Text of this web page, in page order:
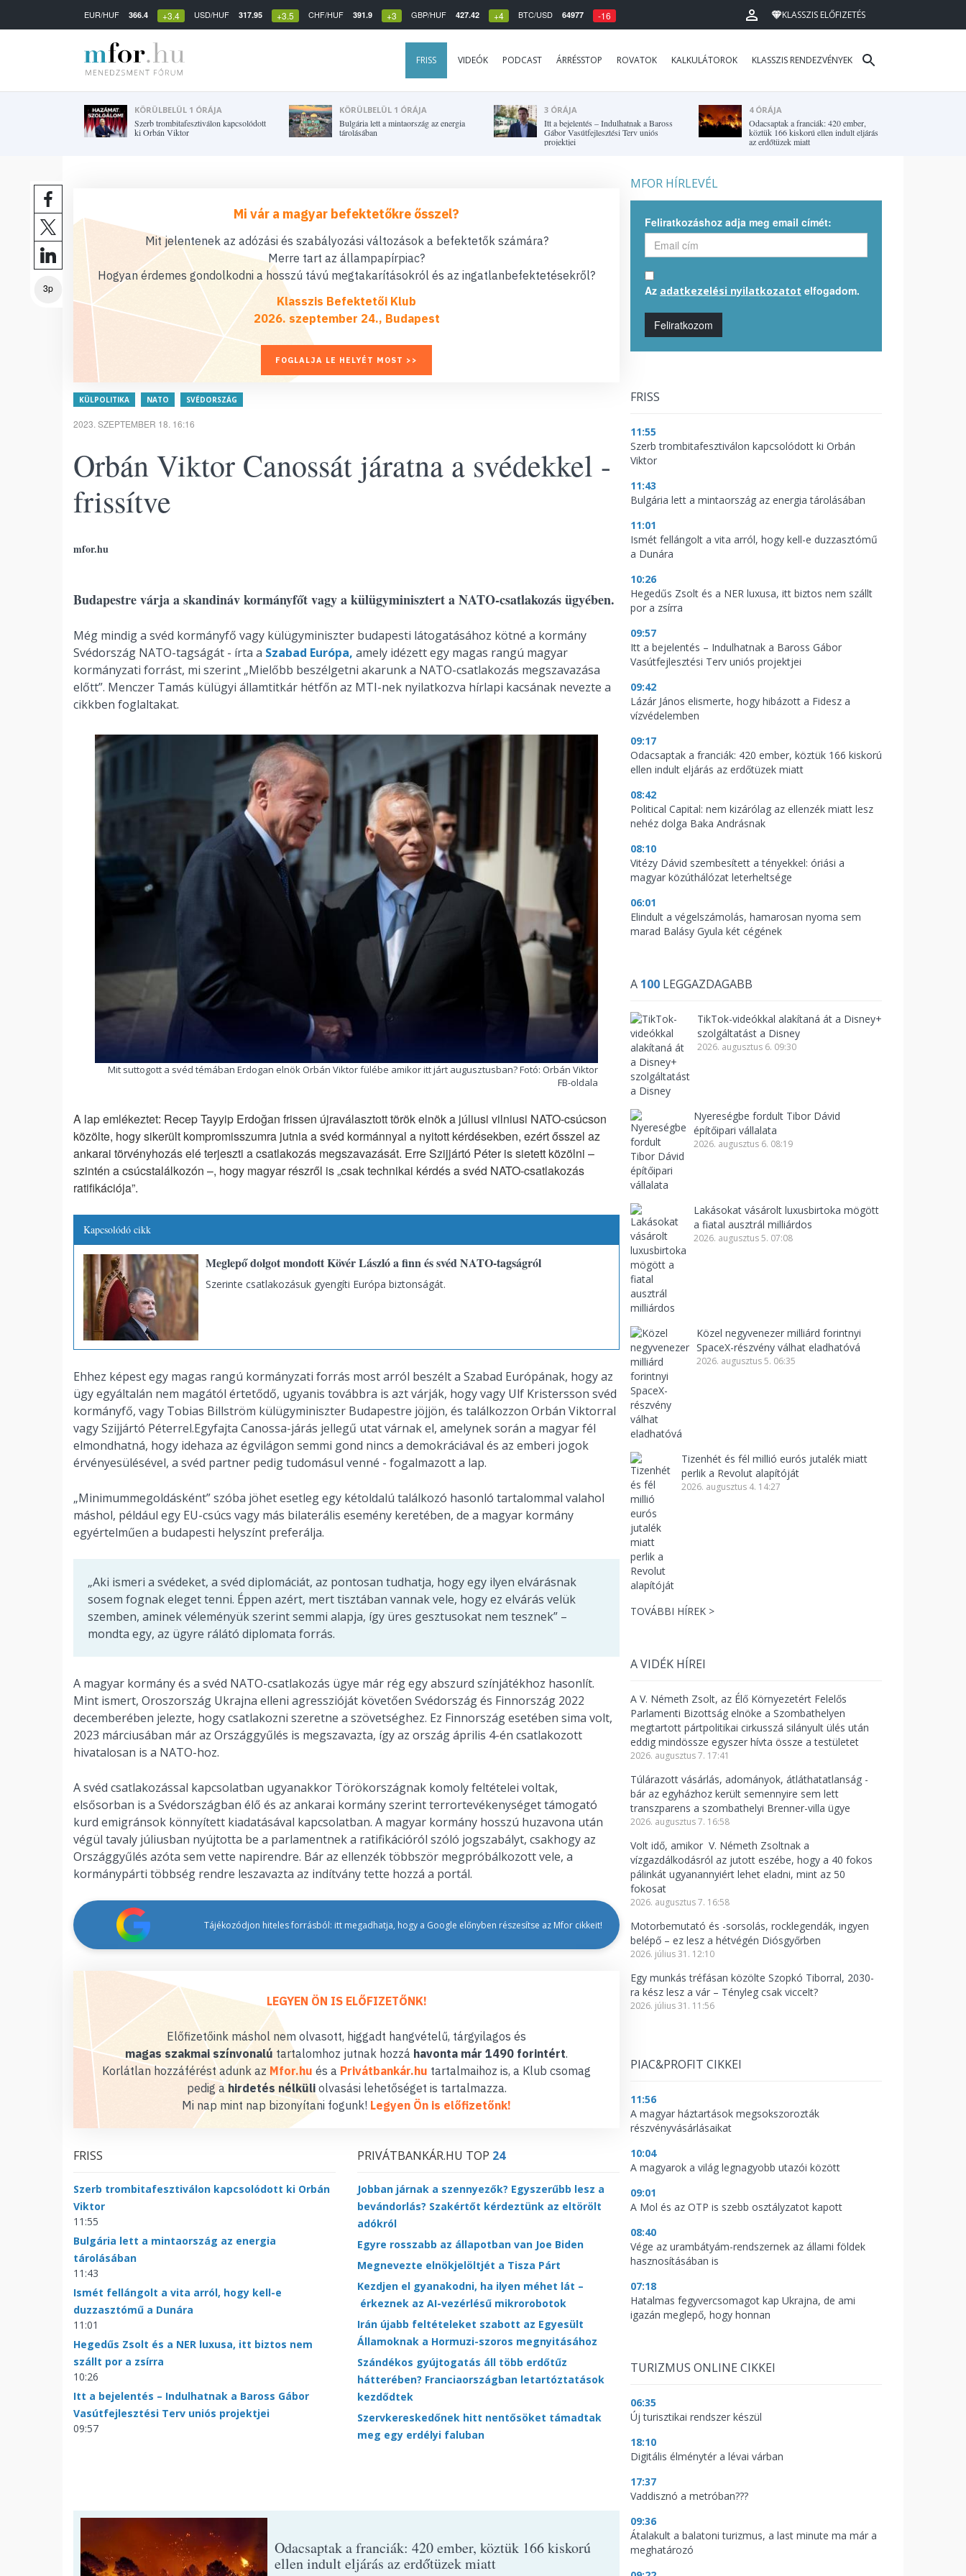
EUR/HUF 366.4 +3.4 USD/HUF 317.95 +3.5 CHF/HUF 391.9 +3 GBP/HUF 427.42 +4 BTC/USD 64977 -16 KLASSZIS ELŐFIZETÉS
FRISS VIDEÓK PODCAST ÁRRÉSSTOP ROVATOK KALKULÁTOROK KLASSZIS RENDEZVÉNYEK
KÖRÜLBELÜL 1 ÓRÁJA
Szerb trombitafesztiválon kapcsolódott
ki Orbán Viktor
KÖRÜLBELÜL 1 ÓRÁJA
Bulgária lett a mintaország az energia
tárolásában
3 ÓRÁJA
Itt a bejelentés – Indulhatnak a Baross
Gábor Vasútfejlesztési Terv uniós
projektjei
4 ÓRÁJA
Odacsaptak a franciák: 420 ember,
köztük 166 kiskorú ellen indult eljárás
az erdőtüzek miatt
3p
Mi vár a magyar befektetőkre ősszel?
Mit jelentenek az adózási és szabályozási változások a befektetők számára?
Merre tart az állampapírpiac?
Hogyan érdemes gondolkodni a hosszú távú megtakarításokról és az ingatlanbefektetésekről?
Klasszis Befektetői Klub
2026. szeptember 24., Budapest
FOGLALJA LE HELYÉT MOST >>
KÜLPOLITIKA NATO SVÉDORSZÁG
2023. SZEPTEMBER 18. 16:16
Orbán Viktor Canossát járatna a svédekkel -
frissítve
mfor.hu
Budapestre várja a skandináv kormányfőt vagy a külügyminisztert a NATO-csatlakozás ügyében.
Még mindig a svéd kormányfő vagy külügyminiszter budapesti látogatásához kötné a kormány
Svédország NATO-tagságát - írta a Szabad Európa, amely idézett egy magas rangú magyar
kormányzati forrást, mi szerint „Mielőbb beszélgetni akarunk a NATO-csatlakozás megszavazása
előtt”. Menczer Tamás külügyi államtitkár hétfőn az MTI-nek nyilatkozva hírlapi kacsának nevezte a
cikkben foglaltakat.
Mit suttogott a svéd témában Erdogan elnök Orbán Viktor fülébe amikor itt járt augusztusban? Fotó: Orbán Viktor
FB-oldala
A lap emlékeztet: Recep Tayyip Erdoğan frissen újraválasztott török elnök a júliusi vilniusi NATO-csúcson
közölte, hogy sikerült kompromisszumra jutnia a svéd kormánnyal a nyitott kérdésekben, ezért ősszel az
ankarai törvényhozás elé terjeszti a csatlakozás megszavazását. Erre Szijjártó Péter is sietett közölni –
szintén a csúcstalálkozón –, hogy magyar részről is „csak technikai kérdés a svéd NATO-csatlakozás
ratifikációja”.
Kapcsolódó cikk
Meglepő dolgot mondott Kövér László a finn és svéd NATO-tagságról
Szerinte csatlakozásuk gyengíti Európa biztonságát.
Ehhez képest egy magas rangú kormányzati forrás most arról beszélt a Szabad Európának, hogy az
ügy egyáltalán nem magától értetődő, ugyanis továbbra is azt várják, hogy vagy Ulf Kristersson svéd
kormányfő, vagy Tobias Billström külügyminiszter Budapestre jöjjön, és találkozzon Orbán Viktorral
vagy Szijjártó Péterrel.Egyfajta Canossa-járás jellegű utat várnak el, amelynek során a magyar fél
elmondhatná, hogy idehaza az égvilágon semmi gond nincs a demokráciával és az emberi jogok
érvényesülésével, a svéd partner pedig tudomásul venné - fogalmazott a lap.
„Minimummegoldásként” szóba jöhet esetleg egy kétoldalú találkozó hasonló tartalommal valahol
máshol, például egy EU-csúcs vagy más bilaterális esemény keretében, de a magyar kormány
egyértelműen a budapesti helyszínt preferálja.
„Aki ismeri a svédeket, a svéd diplomáciát, az pontosan tudhatja, hogy egy ilyen elvárásnak
sosem fognak eleget tenni. Éppen azért, mert tisztában vannak vele, hogy ez elvárás velük
szemben, aminek véleményük szerint semmi alapja, így üres gesztusokat nem tesznek” –
mondta egy, az ügyre rálátó diplomata forrás.
A magyar kormány és a svéd NATO-csatlakozás ügye már rég egy abszurd színjátékhoz hasonlít.
Mint ismert, Oroszország Ukrajna elleni agresszióját követően Svédország és Finnország 2022
decemberében jelezte, hogy csatlakozni szeretne a szövetséghez. Ez Finnország esetében sima volt,
2023 márciusában már az Országgyűlés is megszavazta, így az ország április 4-én csatlakozott
hivatalosan is a NATO-hoz.
A svéd csatlakozással kapcsolatban ugyanakkor Törökországnak komoly feltételei voltak,
elsősorban is a Svédországban élő és az ankarai kormány szerint terrortevékenységet támogató
kurd emigránsok könnyített kiadatásával kapcsolatban. A magyar kormány hosszú huzavona után
végül tavaly júliusban nyújtotta be a parlamentnek a ratifikációról szóló jogszabályt, csakhogy az
Országgyűlés azóta sem vette napirendre. Bár az ellenzék többször megpróbálkozott vele, a
kormánypárti többség rendre leszavazta az indítvány tette hozzá a portál.
Tájékozódjon hiteles forrásból: itt megadhatja, hogy a Google előnyben részesítse az Mfor cikkeit!
LEGYEN ÖN IS ELŐFIZETŐNK!
Előfizetőink máshol nem olvasott, higgadt hangvételű, tárgyilagos és
magas szakmai színvonalú tartalomhoz jutnak hozzá havonta már 1490 forintért.
Korlátlan hozzáférést adunk az Mfor.hu és a Privátbankár.hu tartalmaihoz is, a Klub csomag
pedig ahirdetés nélküliolvasási lehetőséget is tartalmazza.
Mi nap mint nap bizonyítani fogunk! Legyen Ön is előfizetőnk!
FRISS
Szerb trombitafesztiválon kapcsolódott ki Orbán
Viktor
11:55
Bulgária lett a mintaország az energia
tárolásában
11:43
Ismét fellángolt a vita arról, hogy kell-e
duzzasztómű a Dunára
11:01
Hegedűs Zsolt és a NER luxusa, itt biztos nem
szállt por a zsírra
10:26
Itt a bejelentés – Indulhatnak a Baross Gábor
Vasútfejlesztési Terv uniós projektjei
09:57
PRIVÁTBANKÁR.HU TOP 24
Jobban járnak a szennyezők? Egyszerűbb lesz a
bevándorlás? Szakértőt kérdeztünk az eltörölt
adókról
Egyre rosszabb az állapotban van Joe Biden
Megnevezte elnökjelöltjét a Tisza Párt
Kezdjen el gyanakodni, ha ilyen méhet lát –
érkeznek az AI-vezérlésű mikrorobotok
Irán újabb feltételeket szabott az Egyesült
Államoknak a Hormuzi-szoros megnyitásához
Szándékos gyújtogatás áll több erdőtűz
hátterében? Franciaországban letartóztatások
kezdődtek
Szervkereskedőnek hitt nentősöket támadtak
meg egy erdélyi faluban
Odacsaptak a franciák: 420 ember, köztük 166 kiskorú
ellen indult eljárás az erdőtüzek miatt
MFOR HÍRLEVÉL
Feliratkozáshoz adja meg email címét:
Az adatkezelési nyilatkozatot elfogadom.
Feliratkozom
FRISS
11:55
Szerb trombitafesztiválon kapcsolódott ki Orbán
Viktor
11:43
Bulgária lett a mintaország az energia tárolásában
11:01
Ismét fellángolt a vita arról, hogy kell-e duzzasztómű
a Dunára
10:26
Hegedűs Zsolt és a NER luxusa, itt biztos nem szállt
por a zsírra
09:57
Itt a bejelentés – Indulhatnak a Baross Gábor
Vasútfejlesztési Terv uniós projektjei
09:42
Lázár János elismerte, hogy hibázott a Fidesz a
vízvédelemben
09:17
Odacsaptak a franciák: 420 ember, köztük 166 kiskorú
ellen indult eljárás az erdőtüzek miatt
08:42
Political Capital: nem kizárólag az ellenzék miatt lesz
nehéz dolga Baka Andrásnak
08:10
Vitézy Dávid szembesített a tényekkel: óriási a
magyar közúthálózat leterheltsége
06:01
Elindult a végelszámolás, hamarosan nyoma sem
marad Balásy Gyula két cégének
A 100 LEGGAZDAGABB
TikTok-videókkal alakítaná át a Disney+
szolgáltatást a Disney
2026. augusztus 6. 09:30
Nyereségbe fordult Tibor Dávid
építőipari vállalata
2026. augusztus 6. 08:19
Lakásokat vásárolt luxusbirtoka mögött
a fiatal ausztrál milliárdos
2026. augusztus 5. 07:08
Közel negyvenezer milliárd forintnyi
SpaceX-részvény válhat eladhatóvá
2026. augusztus 5. 06:35
Tizenhét és fél millió eurós jutalék miatt
perlik a Revolut alapítóját
2026. augusztus 4. 14:27
TOVÁBBI HÍREK >
A VIDÉK HÍREI
A V. Németh Zsolt, az Élő Környezetért Felelős
Parlamenti Bizottság elnöke a Szombathelyen
megtartott pártpolitikai cirkusszá silányult ülés után
eddig mindössze egyszer hívta össze a testületet
2026. augusztus 7. 17:41
Túlárazott vásárlás, adományok, átláthatatlanság -
bár az egyházhoz került semennyire sem lett
transzparens a szombathelyi Brenner-villa ügye
2026. augusztus 7. 16:58
Volt idő, amikor V. Németh Zsoltnak a
vízgazdálkodásról az jutott eszébe, hogy a 40 fokos
pálinkát ugyanannyiért lehet eladni, mint az 50
fokosat
2026. augusztus 7. 16:58
Motorbemutató és -sorsolás, rocklegendák, ingyen
belépő – ez lesz a hétvégén Diósgyőrben
2026. július 31. 12:10
Egy munkás tréfásan közölte Szopkó Tiborral, 2030-
ra kész lesz a vár – Tényleg csak viccelt?
2026. július 31. 11:56
PIAC&PROFIT CIKKEI
11:56
A magyar háztartások megsokszorozták
részvényvásárlásaikat
10:04
A magyarok a világ legnagyobb utazói között
09:01
A Mol és az OTP is szebb osztályzatot kapott
08:40
Vége az urambátyám-rendszernek az állami földek
hasznosításában is
07:18
Hatalmas fegyvercsomagot kap Ukrajna, de ami
igazán meglepő, hogy honnan
TURIZMUS ONLINE CIKKEI
06:35
Új turisztikai rendszer készül
18:10
Digitális élménytér a lévai várban
17:37
Vaddisznó a metróban???
09:36
Átalakult a balatoni turizmus, a last minute ma már a
meghatározó